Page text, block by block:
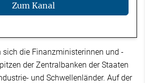
Zum Kanal
die Finanzministerinnen und -
der Zentralbanken der Staaten
und Schwellenländer. Auf der